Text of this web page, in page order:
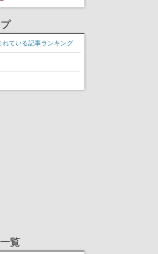
開後、YouTubeや公式サ
ている記事ランキング
覧